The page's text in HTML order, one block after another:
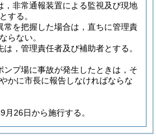
，非常通報装置による監視及び現地
する。
常を把握した場合は，直ちに管理責
らない。
，管理責任者及び補助者とする。
ンプ場に事故が発生したときは，そ
かに市長に報告しなければならな
月26日から施行する。